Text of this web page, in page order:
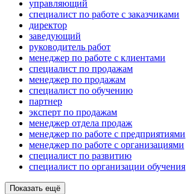
управляющий
специалист по работе с заказчиками
директор
заведующий
руководитель работ
менеджер по работе с клиентами
специалист по продажам
менеджер по продажам
специалист по обучению
партнер
эксперт по продажам
менеджер отдела продаж
менеджер по работе с предприятиями
менеджер по работе с организациями
специалист по развитию
специалист по организации обучения
Показать ещё